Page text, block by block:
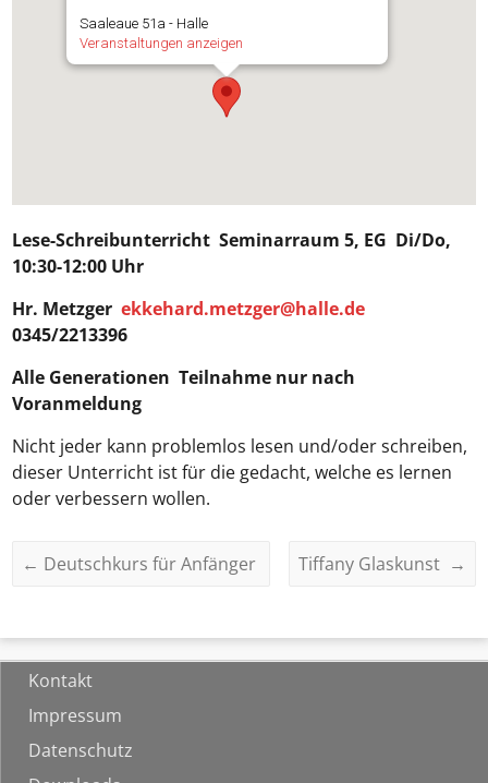
Saaleaue 51a - Halle
Veranstaltungen anzeigen
Lese-SchreibunterrichtSeminarraum 5, EG Di/Do,
10:30-12:00 Uhr
Hr. Metzgerekkehard.metzger@halle.de
0345/2213396
Alle GenerationenTeilnahme nur nach
Voranmeldung
Nicht jeder kann problemlos lesen und/oder schreiben,
dieser Unterricht ist für die gedacht, welche es lernen
oder verbessern wollen.
← Deutschkurs für Anfänger Tiffany Glaskunst →
Kontakt
Impressum
Datenschutz